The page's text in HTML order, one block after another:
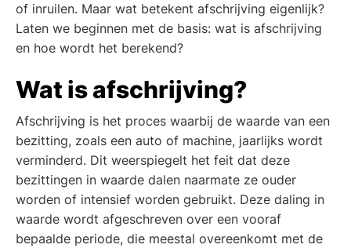
of inruilen. Maar wat betekent afschrijving eigenlijk?
Laten we beginnen met de basis: wat is afschrijving
en hoe wordt het berekend?
Wat is afschrijving?
Afschrijving is het proces waarbij de waarde van een
bezitting, zoals een auto of machine, jaarlijks wordt
verminderd. Dit weerspiegelt het feit dat deze
bezittingen in waarde dalen naarmate ze ouder
worden of intensief worden gebruikt. Deze daling in
waarde wordt afgeschreven over een vooraf
bepaalde periode, die meestal overeenkomt met de